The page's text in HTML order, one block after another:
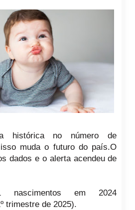
histórica no número de
muda o futuro do país.O
dados e o alerta acendeu de
nascimentos em 2024
trimestre de 2025).